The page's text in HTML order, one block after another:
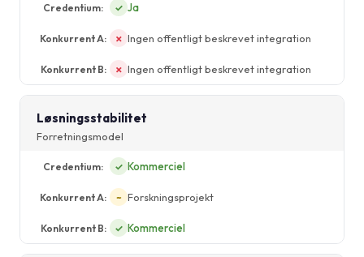
✓ Ja
✗ Ingen offentligt beskrevet integration
✗ Ingen offentligt beskrevet integration
Løsningsstabilitet
Forretningsmodel
✓ Kommerciel
~ Forskningsprojekt
✓ Kommerciel